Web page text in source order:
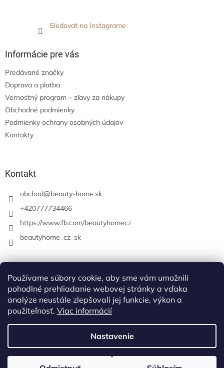
Používame súbory cookie, aby sme vám umožnili
pohodlné prehliadanie webovej stránky a vďaka
analýze neustále zlepšovali jej funkcie, výkon a
použiteľnosť. Viac informácií
Nastavenie
Sledovať na Instagrame
Informácie pre vás
Predávané značky
Doprava a platba
Vernostný program – zľavy za nákupy
Obchodné podmienky
Podmienky ochrany osobných údajov
Kontakty
Kontakt
obchod@beauty-home.sk
+420777734466
https://www.fb.com/beautyhomecz
beautyhome_cz_sk
Vytvoril Shoptet